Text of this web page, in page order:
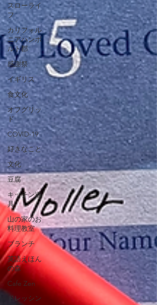
スローライ
フ
カリフォル
ニアハンボ
ルト郡
感謝祭
イギリス
食文化
オフグリッ
ド
COVID-19
好きなこと
文化
豆腐
キッチン道
具
山の家のお
料理教室
ブランチ
英語えほん
の森
Cafe Zen
ドレッシン